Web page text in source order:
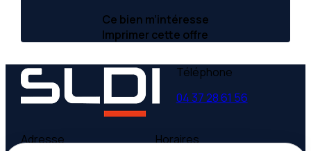
Ce bien m’intéresse
Imprimer cette offre
Téléphone
04 37 28 61 56
Adresse
Horaires